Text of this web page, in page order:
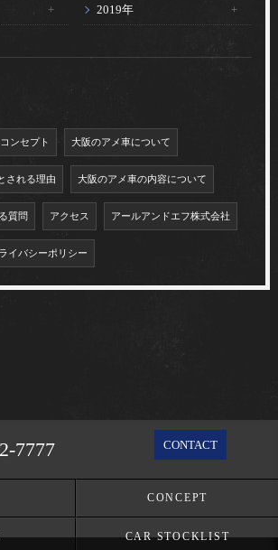
2019年
コンセプト 大阪のアメ車について
される理由 大阪のアメ車の内容について
質問 アクセス アールアンドエフ株式会社
イバシーポリシー
7777 CONTACT
CONCEPT
CAR STOCKLIST